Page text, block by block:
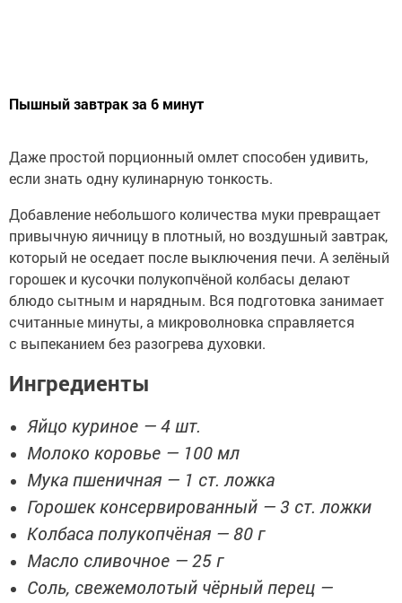
Пышный завтрак за 6 минут
Даже простой порционный омлет способен удивить,
если знать одну кулинарную тонкость.
Добавление небольшого количества муки превращает
привычную яичницу в плотный, но воздушный завтрак,
который не оседает после выключения печи. А зелёный
горошек и кусочки полукопчёной колбасы делают
блюдо сытным и нарядным. Вся подготовка занимает
считанные минуты, а микроволновка справляется
с выпеканием без разогрева духовки.
Ингредиенты
Яйцо куриное — 4 шт.
Молоко коровье — 100 мл
Мука пшеничная — 1 ст. ложка
Горошек консервированный — 3 ст. ложки
Колбаса полукопчёная — 80 г
Масло сливочное — 25 г
Соль, свежемолотый чёрный перец —